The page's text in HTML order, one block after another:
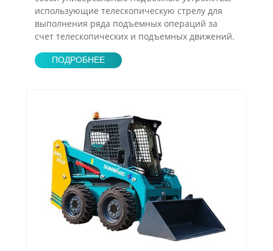
использующие телескопическую стрелу для
выполнения ряда подъемных операций за
счет телескопических и подъемных движений.
ПОДРОБНЕЕ